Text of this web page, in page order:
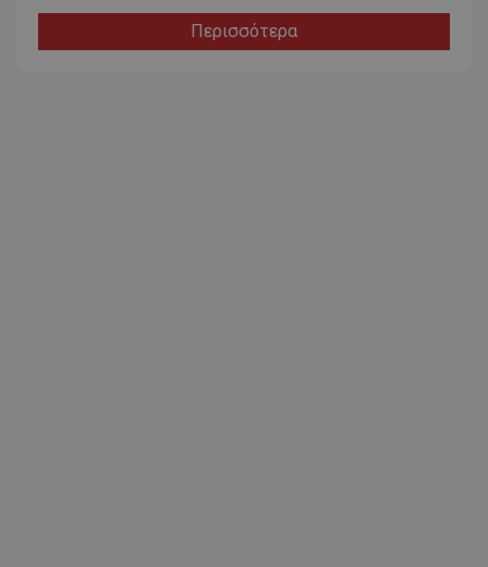
Περισσότερα